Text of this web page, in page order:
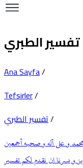
تفسير الطبري
Ana Sayfa/
Tefsirler/
تفسير الطبري/
و على آله و صحبه أجمعين
و يسرنا ان نقدم لكم تفسير